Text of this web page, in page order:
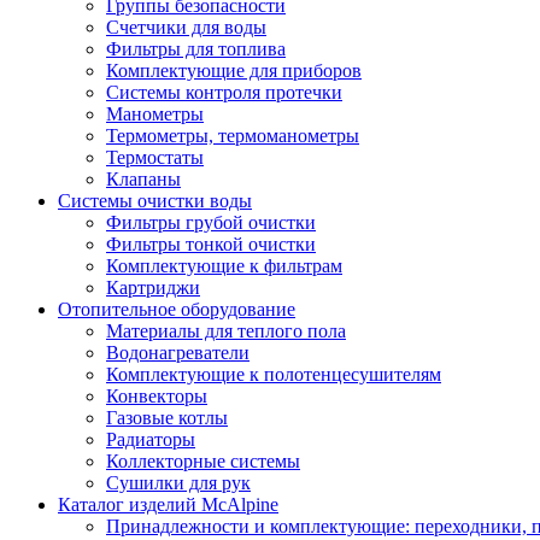
Группы безопасности
Счетчики для воды
Фильтры для топлива
Комплектующие для приборов
Системы контроля протечки
Манометры
Термометры, термоманометры
Термостаты
Клапаны
Системы очистки воды
Фильтры грубой очистки
Фильтры тонкой очистки
Комплектующие к фильтрам
Картриджи
Отопительное оборудование
Материалы для теплого пола
Водонагреватели
Комплектующие к полотенцесушителям
Конвекторы
Газовые котлы
Радиаторы
Коллекторные системы
Сушилки для рук
Каталог изделий McAlpine
Принадлежности и комплектующие: переходники,